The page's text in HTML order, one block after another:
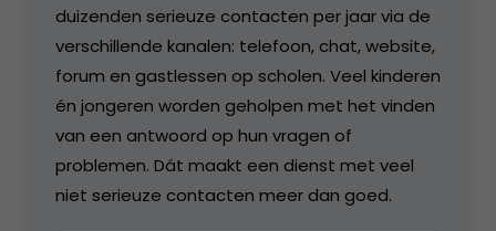
duizenden serieuze contacten per jaar via de
verschillende kanalen: telefoon, chat, website,
forum en gastlessen op scholen. Veel kinderen
én jongeren worden geholpen met het vinden
van een antwoord op hun vragen of
problemen. Dát maakt een dienst met veel
niet serieuze contacten meer dan goed.